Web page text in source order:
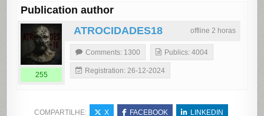
Publication author
offline 2 horas
ATROCIDADES18
255
Comments: 1300 Publics: 4004
Registration: 26-12-2024
COMPARTILHE: X FACEBOOK LINKEDIN